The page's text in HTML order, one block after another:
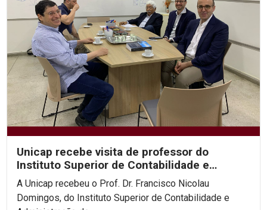
Unicap recebe visita de professor do
Instituto Superior de Contabilidade e
Administração de Lisboa
A Unicap recebeu o Prof. Dr. Francisco Nicolau
Domingos, do Instituto Superior de Contabilidade e